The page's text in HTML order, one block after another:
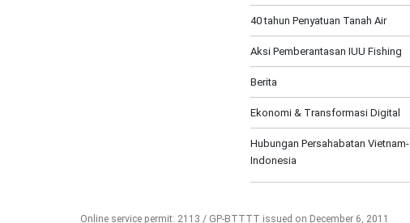
40 tahun Penyatuan Tanah Air
Aksi Pemberantasan IUU Fishing
Berita
Ekonomi & Transformasi Digital
Hubungan Persahabatan Vietnam-
Indonesia
Online service permit: 2113 / GP-BTTTT issued on December 6, 2011